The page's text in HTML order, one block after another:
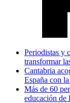
Periodistas y
transformar
Cantabria
España con
Más de 60
educación de